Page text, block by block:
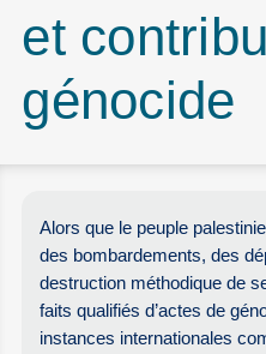
et
génocide
Alors que le peuple
des bombardements, des
destruction méthodique de
faits qualifiés d’actes de
instances internationales